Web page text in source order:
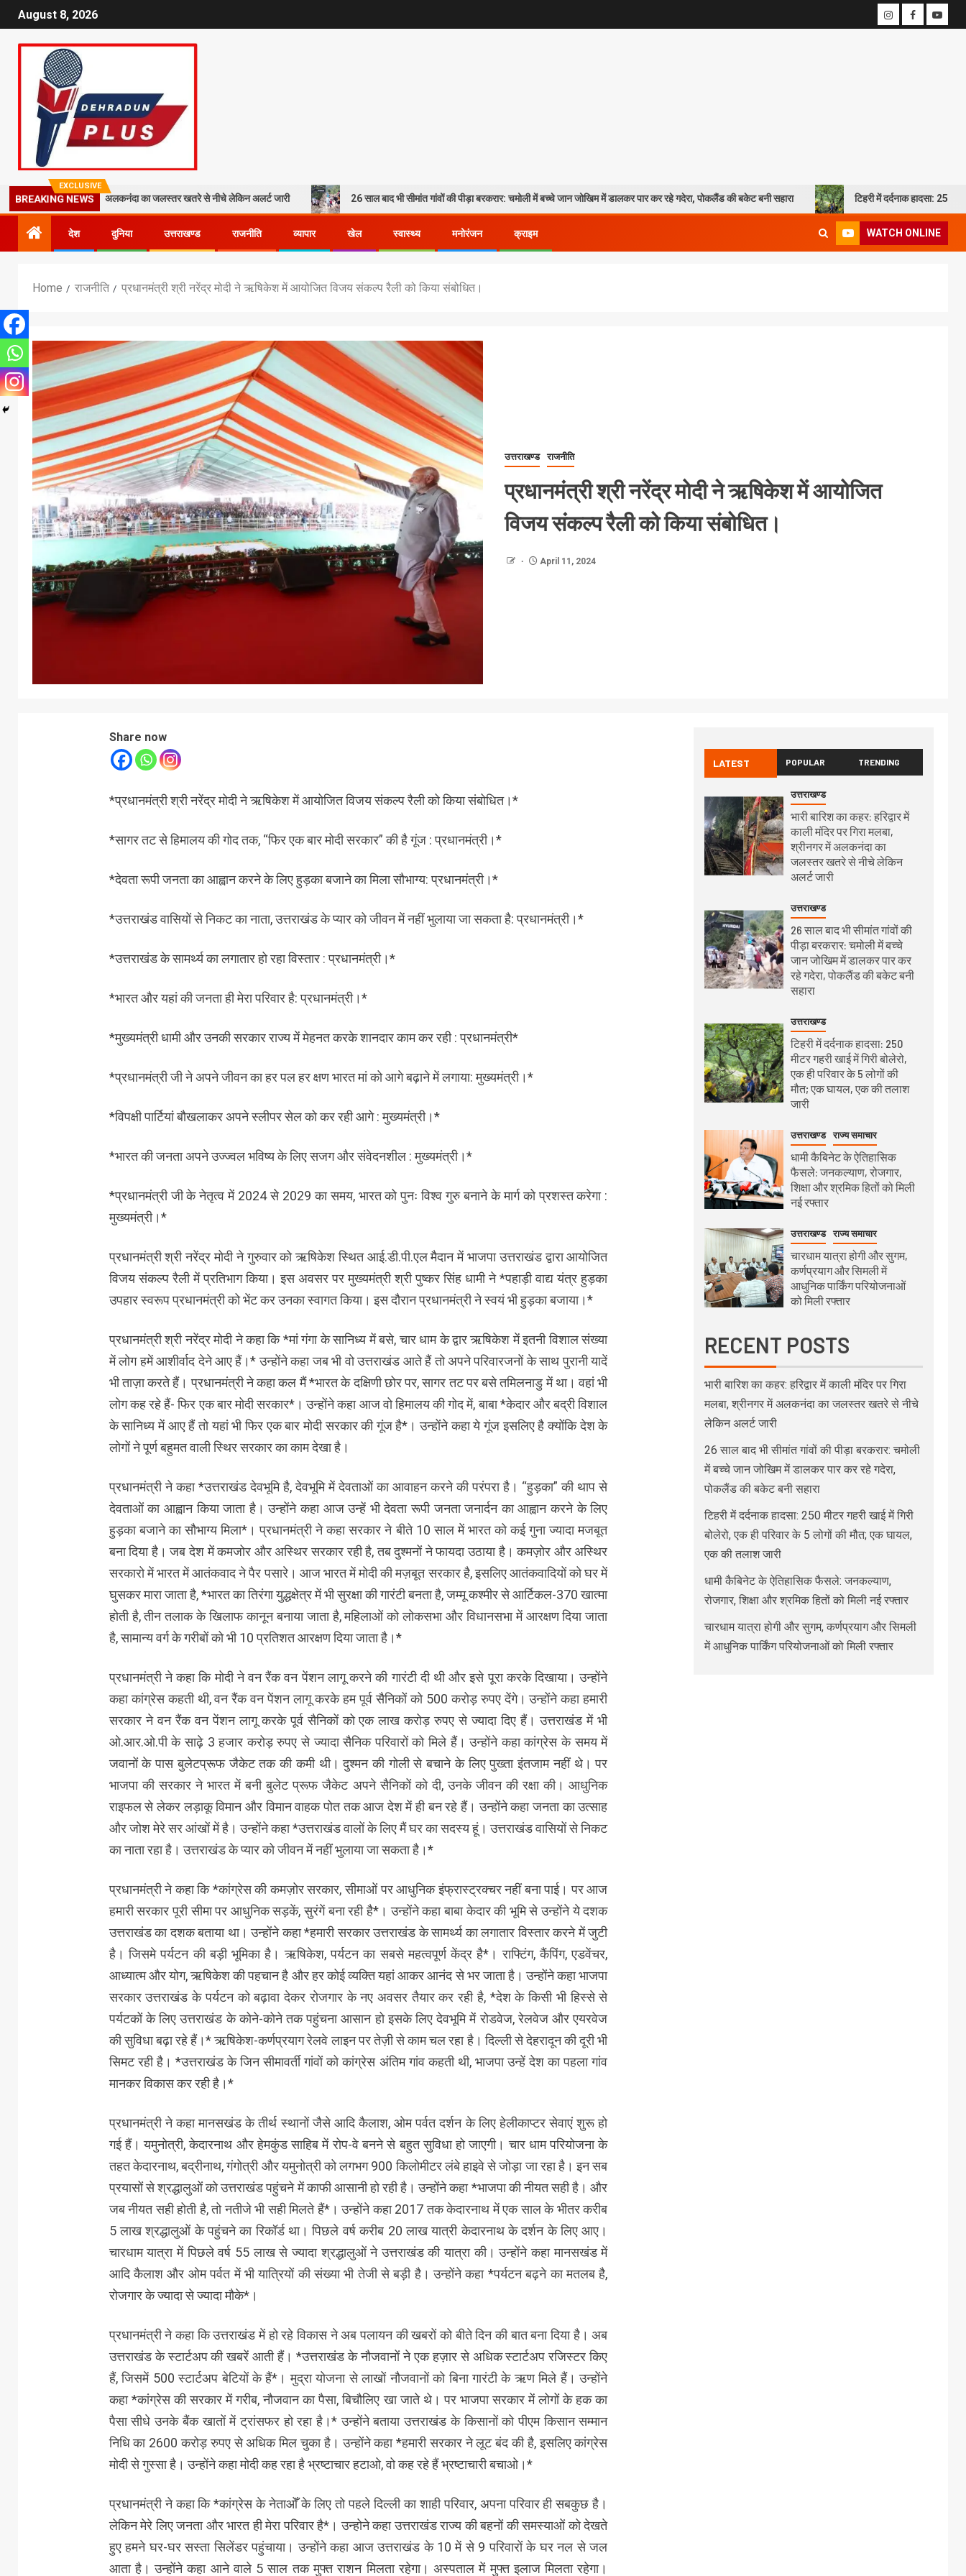
August 8, 2026
EXCLUSIVE
BREAKING NEWS
मलबा, श्रीनगर में अलकनंदा का जलस्तर खतरे से नीचे लेकिन अलर्ट जारी 26 साल बाद भी सीमांत गांवों की पीड़ा बरकरार: चमोली में बच्चे जान जोखिम में डालकर पार कर रहे गदेरा, पोकलैंड की बकेट बनी सहारा टिहरी में दर्दनाक हादसा: 250 मीटर गहरी
देश दुनिया उत्तराखण्ड राजनीति व्यापार खेल स्वास्थ्य मनोरंजन क्राइम WATCH ONLINE
Home राजनीति प्रधानमंत्री श्री नरेंद्र मोदी ने ऋषिकेश में आयोजित विजय संकल्प रैली को किया संबोधित।
उत्तराखण्ड राजनीति
प्रधानमंत्री श्री नरेंद्र मोदी ने ऋषिकेश में आयोजित
विजय संकल्प रैली को किया संबोधित।
April 11, 2024
Share now
*प्रधानमंत्री श्री नरेंद्र मोदी ने ऋषिकेश में आयोजित विजय संकल्प रैली को किया संबोधित।*
*सागर तट से हिमालय की गोद तक, “फिर एक बार मोदी सरकार” की है गूंज : प्रधानमंत्री।*
*देवता रूपी जनता का आह्वान करने के लिए हुड़का बजाने का मिला सौभाग्य: प्रधानमंत्री।*
*उत्तराखंड वासियों से निकट का नाता, उत्तराखंड के प्यार को जीवन में नहीं भुलाया जा सकता है: प्रधानमंत्री।*
*उत्तराखंड के सामर्थ्य का लगातार हो रहा विस्तार : प्रधानमंत्री।*
*भारत और यहां की जनता ही मेरा परिवार है: प्रधानमंत्री।*
*मुख्यमंत्री धामी और उनकी सरकार राज्य में मेहनत करके शानदार काम कर रही : प्रधानमंत्री*
*प्रधानमंत्री जी ने अपने जीवन का हर पल हर क्षण भारत मां को आगे बढ़ाने में लगाया: मुख्यमंत्री।*
*विपक्षी पार्टियां बौखलाकर अपने स्लीपर सेल को कर रही आगे : मुख्यमंत्री।*
*भारत की जनता अपने उज्ज्वल भविष्य के लिए सजग और संवेदनशील : मुख्यमंत्री।*
*प्रधानमंत्री जी के नेतृत्व में 2024 से 2029 का समय, भारत को पुनः विश्व गुरु बनाने के मार्ग को प्रशस्त करेगा :
मुख्यमंत्री।*
प्रधानमंत्री श्री नरेंद्र मोदी ने गुरुवार को ऋषिकेश स्थित आई.डी.पी.एल मैदान में भाजपा उत्तराखंड द्वारा आयोजित
विजय संकल्प रैली में प्रतिभाग किया। इस अवसर पर मुख्यमंत्री श्री पुष्कर सिंह धामी ने *पहाड़ी वाद्य यंत्र हुड़का
उपहार स्वरूप प्रधानमंत्री को भेंट कर उनका स्वागत किया। इस दौरान प्रधानमंत्री ने स्वयं भी हुड़का बजाया।*
प्रधानमंत्री श्री नरेंद्र मोदी ने कहा कि *मां गंगा के सानिध्य में बसे, चार धाम के द्वार ऋषिकेश में इतनी विशाल संख्या
में लोग हमें आशीर्वाद देने आए हैं।* उन्होंने कहा जब भी वो उत्तराखंड आते हैं तो अपने परिवारजनों के साथ पुरानी यादें
भी ताज़ा करते हैं। प्रधानमंत्री ने कहा कल मैं *भारत के दक्षिणी छोर पर, सागर तट पर बसे तमिलनाडु में था। वहां भी
लोग कह रहे हैं- फिर एक बार मोदी सरकार*। उन्होंने कहा आज वो हिमालय की गोद में, बाबा *केदार और बद्री विशाल
के सानिध्य में आए हैं तो यहां भी फिर एक बार मोदी सरकार की गूंज है*। उन्होंने कहा ये गूंज इसलिए है क्योंकि देश के
लोगों ने पूर्ण बहुमत वाली स्थिर सरकार का काम देखा है।
प्रधानमंत्री ने कहा *उत्तराखंड देवभूमि है, देवभूमि में देवताओं का आवाहन करने की परंपरा है। “हुड़का” की थाप से
देवताओं का आह्वान किया जाता है। उन्होंने कहा आज उन्हें भी देवता रूपी जनता जनार्दन का आह्वान करने के लिए
हुड़का बजाने का सौभाग्य मिला*। प्रधानमंत्री ने कहा सरकार ने बीते 10 साल में भारत को कई गुना ज्यादा मजबूत
बना दिया है। जब देश में कमजोर और अस्थिर सरकार रही है, तब दुश्मनों ने फायदा उठाया है। कमज़ोर और अस्थिर
सरकारो में भारत में आतंकवाद ने पैर पसारे। आज भारत में मोदी की मज़बूत सरकार है, इसलिए आतंकवादियों को घर में
घुसकर मारा जाता है, *भारत का तिरंगा युद्धक्षेत्र में भी सुरक्षा की गारंटी बनता है, जम्मू कश्मीर से आर्टिकल-370 खात्मा
होती है, तीन तलाक के खिलाफ कानून बनाया जाता है, महिलाओं को लोकसभा और विधानसभा में आरक्षण दिया जाता
है, सामान्य वर्ग के गरीबों को भी 10 प्रतिशत आरक्षण दिया जाता है।*
प्रधानमंत्री ने कहा कि मोदी ने वन रैंक वन पेंशन लागू करने की गारंटी दी थी और इसे पूरा करके दिखाया। उन्होंने
कहा कांग्रेस कहती थी, वन रैंक वन पेंशन लागू करके हम पूर्व सैनिकों को 500 करोड़ रुपए देंगे। उन्होंने कहा हमारी
सरकार ने वन रैंक वन पेंशन लागू करके पूर्व सैनिकों को एक लाख करोड़ रुपए से ज्यादा दिए हैं। उत्तराखंड में भी
ओ.आर.ओ.पी के साढ़े 3 हजार करोड़ रुपए से ज्यादा सैनिक परिवारों को मिले हैं। उन्होंने कहा कांग्रेस के समय में
जवानों के पास बुलेटप्रूफ जैकेट तक की कमी थी। दुश्मन की गोली से बचाने के लिए पुख्ता इंतजाम नहीं थे। पर
भाजपा की सरकार ने भारत में बनी बुलेट प्रूफ जैकेट अपने सैनिकों को दी, उनके जीवन की रक्षा की। आधुनिक
राइफल से लेकर लड़ाकू विमान और विमान वाहक पोत तक आज देश में ही बन रहे हैं। उन्होंने कहा जनता का उत्साह
और जोश मेरे सर आंखों में है। उन्होंने कहा *उत्तराखंड वालों के लिए मैं घर का सदस्य हूं। उत्तराखंड वासियों से निकट
का नाता रहा है। उत्तराखंड के प्यार को जीवन में नहीं भुलाया जा सकता है।*
प्रधानमंत्री ने कहा कि *कांग्रेस की कमज़ोर सरकार, सीमाओं पर आधुनिक इंफ्रास्ट्रक्चर नहीं बना पाई। पर आज
हमारी सरकार पूरी सीमा पर आधुनिक सड़कें, सुरंगें बना रही है*। उन्होंने कहा बाबा केदार की भूमि से उन्होंने ये दशक
उत्तराखंड का दशक बताया था। उन्होंने कहा *हमारी सरकार उत्तराखंड के सामर्थ्य का लगातार विस्तार करने में जुटी
है। जिसमे पर्यटन की बड़ी भूमिका है। ऋषिकेश, पर्यटन का सबसे महत्वपूर्ण केंद्र है*। राफ्टिंग, कैंपिंग, एडवेंचर,
आध्यात्म और योग, ऋषिकेश की पहचान है और हर कोई व्यक्ति यहां आकर आनंद से भर जाता है। उन्होंने कहा भाजपा
सरकार उत्तराखंड के पर्यटन को बढ़ावा देकर रोजगार के नए अवसर तैयार कर रही है, *देश के किसी भी हिस्से से
पर्यटकों के लिए उत्तराखंड के कोने-कोने तक पहुंचना आसान हो इसके लिए देवभूमि में रोडवेज, रेलवेज और एयरवेज
की सुविधा बढ़ा रहे हैं।* ऋषिकेश-कर्णप्रयाग रेलवे लाइन पर तेज़ी से काम चल रहा है। दिल्ली से देहरादून की दूरी भी
सिमट रही है। *उत्तराखंड के जिन सीमावर्ती गांवों को कांग्रेस अंतिम गांव कहती थी, भाजपा उन्हें देश का पहला गांव
मानकर विकास कर रही है।*
प्रधानमंत्री ने कहा मानसखंड के तीर्थ स्थानों जैसे आदि कैलाश, ओम पर्वत दर्शन के लिए हेलीकाप्टर सेवाएं शुरू हो
गई हैं। यमुनोत्री, केदारनाथ और हेमकुंड साहिब में रोप-वे बनने से बहुत सुविधा हो जाएगी। चार धाम परियोजना के
तहत केदारनाथ, बद्रीनाथ, गंगोत्री और यमुनोत्री को लगभग 900 किलोमीटर लंबे हाइवे से जोड़ा जा रहा है। इन सब
प्रयासों से श्रद्धालुओं को उत्तराखंड पहुंचने में काफी आसानी हो रही है। उन्होंने कहा *भाजपा की नीयत सही है। और
जब नीयत सही होती है, तो नतीजे भी सही मिलते हैं*। उन्होंने कहा 2017 तक केदारनाथ में एक साल के भीतर करीब
5 लाख श्रद्धालुओं के पहुंचने का रिकॉर्ड था। पिछले वर्ष करीब 20 लाख यात्री केदारनाथ के दर्शन के लिए आए।
चारधाम यात्रा में पिछले वर्ष 55 लाख से ज्यादा श्रद्धालुओं ने उत्तराखंड की यात्रा की। उन्होंने कहा मानसखंड में
आदि कैलाश और ओम पर्वत में भी यात्रियों की संख्या भी तेजी से बड़ी है। उन्होंने कहा *पर्यटन बढ़ने का मतलब है,
रोजगार के ज्यादा से ज्यादा मौके*।
प्रधानमंत्री ने कहा कि उत्तराखंड में हो रहे विकास ने अब पलायन की खबरों को बीते दिन की बात बना दिया है। अब
उत्तराखंड के स्टार्टअप की खबरें आती हैं। *उत्तराखंड के नौजवानों ने एक हज़ार से अधिक स्टार्टअप रजिस्टर किए
हैं, जिसमें 500 स्टार्टअप बेटियों के हैं*। मुद्रा योजना से लाखों नौजवानों को बिना गारंटी के ऋण मिले हैं। उन्होंने
कहा *कांग्रेस की सरकार में गरीब, नौजवान का पैसा, बिचौलिए खा जाते थे। पर भाजपा सरकार में लोगों के हक का
पैसा सीधे उनके बैंक खातों में ट्रांसफर हो रहा है।* उन्होंने बताया उत्तराखंड के किसानों को पीएम किसान सम्मान
निधि का 2600 करोड़ रुपए से अधिक मिल चुका है। उन्होंने कहा *हमारी सरकार ने लूट बंद की है, इसलिए कांग्रेस
मोदी से गुस्सा है। उन्होंने कहा मोदी कह रहा है भ्रष्टाचार हटाओ, वो कह रहे हैं भ्रष्टाचारी बचाओ।*
प्रधानमंत्री ने कहा कि *कांग्रेस के नेताओँ के लिए तो पहले दिल्ली का शाही परिवार, अपना परिवार ही सबकुछ है।
लेकिन मेरे लिए जनता और भारत ही मेरा परिवार है*। उन्होने कहा उत्तराखंड राज्य की बहनों की समस्याओं को देखते
हुए हमने घर-घर सस्ता सिलेंडर पहुंचाया। उन्होंने कहा आज उत्तराखंड के 10 में से 9 परिवारों के घर नल से जल
आता है। उन्होंने कहा आने वाले 5 साल तक मुफ्त राशन मिलता रहेगा। अस्पताल में मुफ्त इलाज मिलता रहेगा।
LATEST POPULAR TRENDING
उत्तराखण्ड
भारी बारिश का कहर: हरिद्वार में
काली मंदिर पर गिरा मलबा,
श्रीनगर में अलकनंदा का
जलस्तर खतरे से नीचे लेकिन
अलर्ट जारी
उत्तराखण्ड
26 साल बाद भी सीमांत गांवों की
पीड़ा बरकरार: चमोली में बच्चे
जान जोखिम में डालकर पार कर
रहे गदेरा, पोकलैंड की बकेट बनी
सहारा
उत्तराखण्ड
टिहरी में दर्दनाक हादसा: 250
मीटर गहरी खाई में गिरी बोलेरो,
एक ही परिवार के 5 लोगों की
मौत; एक घायल, एक की तलाश
जारी
उत्तराखण्ड राज्य समाचार
धामी कैबिनेट के ऐतिहासिक
फैसले: जनकल्याण, रोजगार,
शिक्षा और श्रमिक हितों को मिली
नई रफ्तार
उत्तराखण्ड राज्य समाचार
चारधाम यात्रा होगी और सुगम,
कर्णप्रयाग और सिमली में
आधुनिक पार्किंग परियोजनाओं
को मिली रफ्तार
RECENT POSTS
भारी बारिश का कहर: हरिद्वार में काली मंदिर पर गिरा
मलबा, श्रीनगर में अलकनंदा का जलस्तर खतरे से नीचे
लेकिन अलर्ट जारी
26 साल बाद भी सीमांत गांवों की पीड़ा बरकरार: चमोली
में बच्चे जान जोखिम में डालकर पार कर रहे गदेरा,
पोकलैंड की बकेट बनी सहारा
टिहरी में दर्दनाक हादसा: 250 मीटर गहरी खाई में गिरी
बोलेरो, एक ही परिवार के 5 लोगों की मौत; एक घायल,
एक की तलाश जारी
धामी कैबिनेट के ऐतिहासिक फैसले: जनकल्याण,
रोजगार, शिक्षा और श्रमिक हितों को मिली नई रफ्तार
चारधाम यात्रा होगी और सुगम, कर्णप्रयाग और सिमली
में आधुनिक पार्किंग परियोजनाओं को मिली रफ्तार